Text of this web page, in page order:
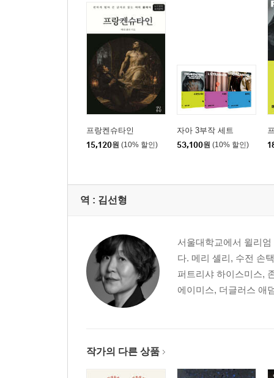
프랑켄슈타인
15,120원 (10% 할인)
자아 3부작 세트
53,100원 (10% 할인)
역 : 김선형
서울대학교에서 윌리
다. 메리 셸리, 수전 손
퍼트리샤 하이스미스,
에이미스, 더글러스 애
작가의 다른 상품